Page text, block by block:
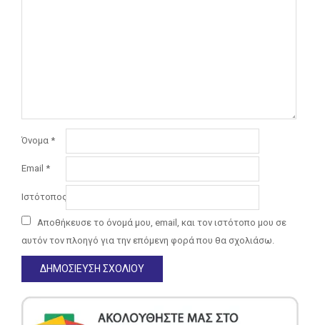
Όνομα *
Email *
Ιστότοπος
Αποθήκευσε το όνομά μου, email, και τον ιστότοπο μου σε
αυτόν τον πλοηγό για την επόμενη φορά που θα σχολιάσω.